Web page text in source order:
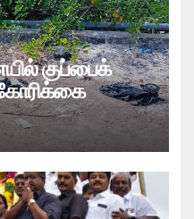
குப்பைக்